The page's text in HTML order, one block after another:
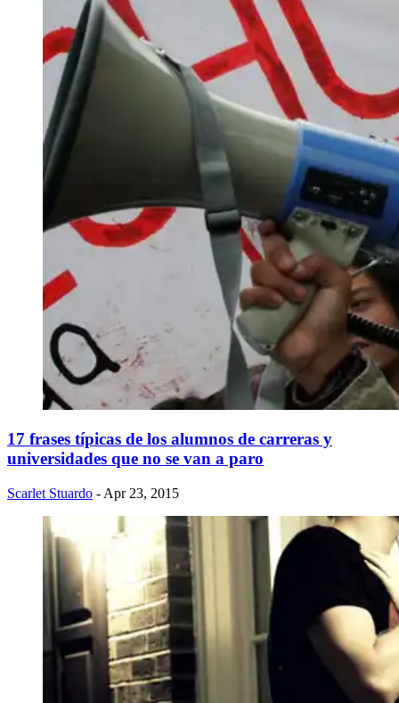
17 frases típicas de los alumnos de carreras y
universidades que no se van a paro
Scarlet Stuardo - Apr 23, 2015